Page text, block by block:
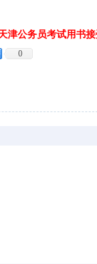
津公务员考试用书
0